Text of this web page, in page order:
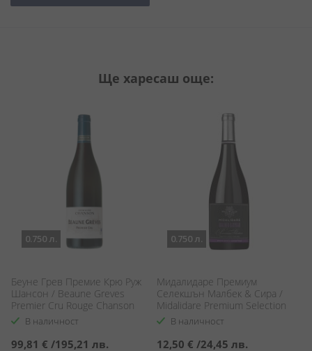
Ще харесаш още:
0.750 л.
Беуне Грев Премие Крю Руж
Шансон / Beaune Greves
Premier Cru Rouge Chanson
В наличност
99,81 € /195,21 лв.
0.750 л.
Мидалидаре Премиум
Селекшън Малбек & Сира /
Midalidare Premium Selection
Malbec & Syrah
В наличност
12,50 € /24,45 лв.